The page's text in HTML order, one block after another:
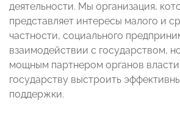
деятельности. Мы организация,
представляет интересы малого и
частности, социального
взаимодействии с государством,
мощным партнером органов
государству выстроить
поддержки.